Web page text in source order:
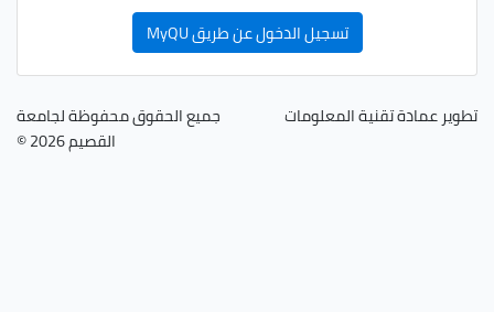
تسجيل الدخول عن طريق MyQU
تطوير عمادة تقنية المعلومات
جميع الحقوق محفوظة لجامعة
القصيم 2026 ©